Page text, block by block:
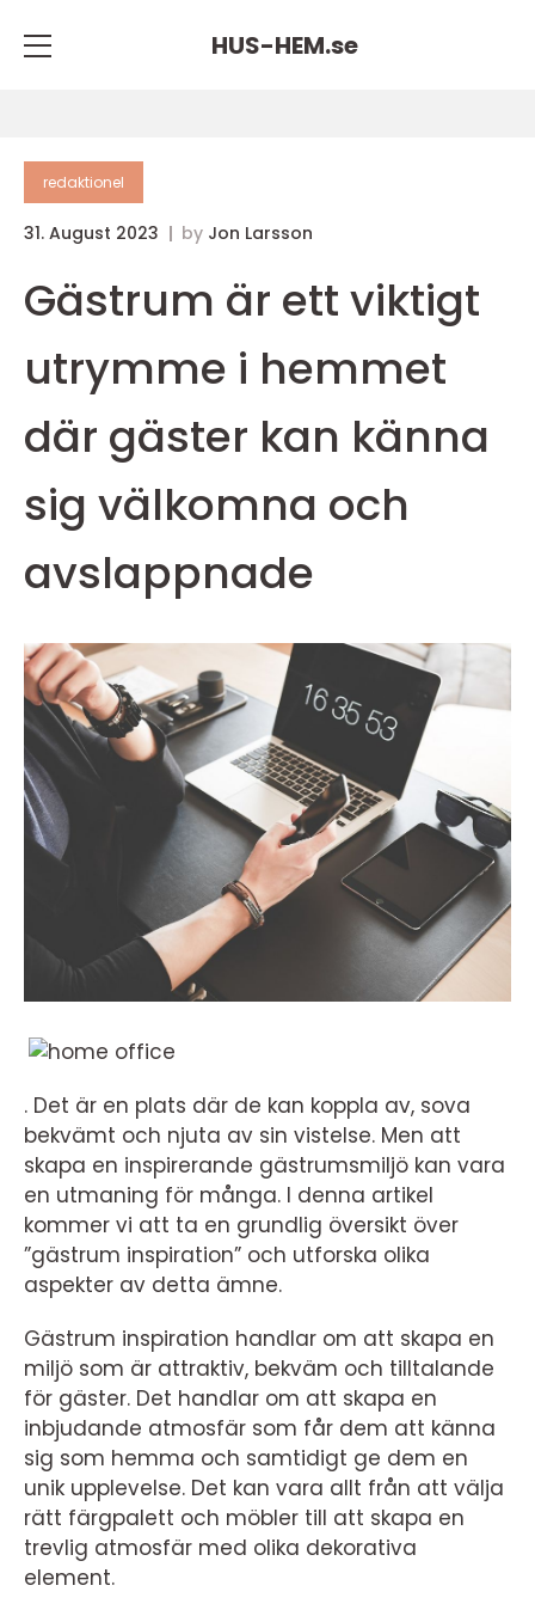
HUS-HEM.se
redaktionel
31. August 2023 by Jon Larsson
Gästrum är ett viktigt
utrymme i hemmet
där gäster kan känna
sig välkomna och
avslappnade
. Det är en plats där de kan koppla av, sova
bekvämt och njuta av sin vistelse. Men att
skapa en inspirerande gästrumsmiljö kan vara
en utmaning för många. I denna artikel
kommer vi att ta en grundlig översikt över
”gästrum inspiration” och utforska olika
aspekter av detta ämne.
Gästrum inspiration handlar om att skapa en
miljö som är attraktiv, bekväm och tilltalande
för gäster. Det handlar om att skapa en
inbjudande atmosfär som får dem att känna
sig som hemma och samtidigt ge dem en
unik upplevelse. Det kan vara allt från att välja
rätt färgpalett och möbler till att skapa en
trevlig atmosfär med olika dekorativa
element.